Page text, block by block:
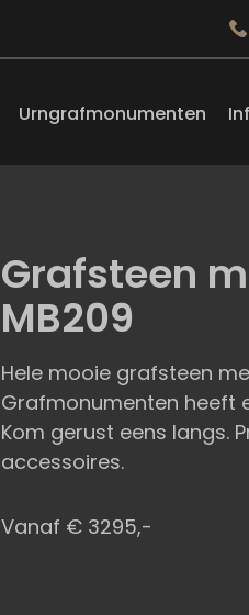
Urngrafmonumenten
Grafsteen
MB209
Hele mooie grafsteen
Grafmonumenten heeft
Kom gerust eens langs.
accessoires.
Vanaf € 3295,-